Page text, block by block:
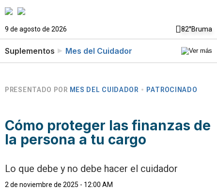
9 de agosto de 2026 82°Bruma
Suplementos Mes del Cuidador
PRESENTADO POR MES DEL CUIDADOR PATROCINADO
Cómo proteger las finanzas de
la persona a tu cargo
Lo que debe y no debe hacer el cuidador
2 de noviembre de 2025 - 12:00 AM